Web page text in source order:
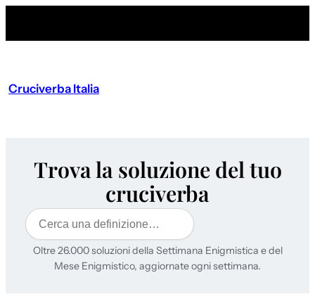
Cruciverba Italia
Trova la soluzione del tuo
cruciverba
Cerca
Oltre 26.000 soluzioni della Settimana Enigmistica e del
Mese Enigmistico, aggiornate ogni settimana.